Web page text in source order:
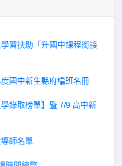
習扶助「升國中課程銜接
度國中新生縣府編班名冊
錄取榜單】暨 7/9 高中新
師名單